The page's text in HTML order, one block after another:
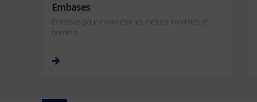
Embases
Embases pour connecter les circuits imprimés et
borniers.